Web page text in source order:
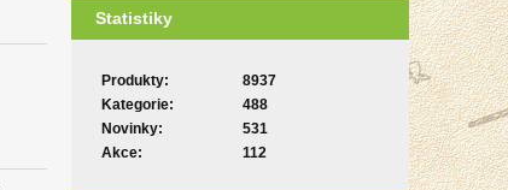
Statistiky
Produkty:
8937
Kategorie:
488
Novinky:
531
Akce:
112